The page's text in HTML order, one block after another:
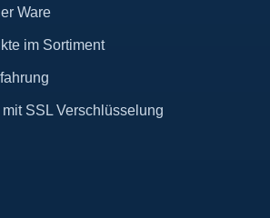
Ware
im Sortiment
SSL Verschlüsselung